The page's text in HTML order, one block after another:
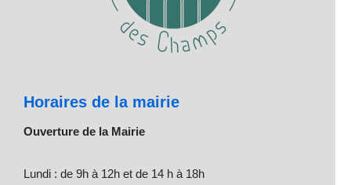
Horaires de la mairie
Ouverture de la Mairie
Lundi : de 9h à 12h et de 14 h à 18h